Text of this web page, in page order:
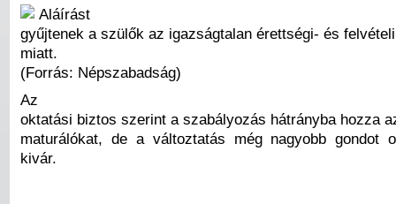
Aláírást
gyűjtenek a szülők az igazságtalan érettségi- és
miatt.
(Forrás: Népszabadság)
Az
oktatási biztos szerint a szabályozás hátrányba hozza
maturálókat, de a változtatás még nagyobb gondot
kivár.